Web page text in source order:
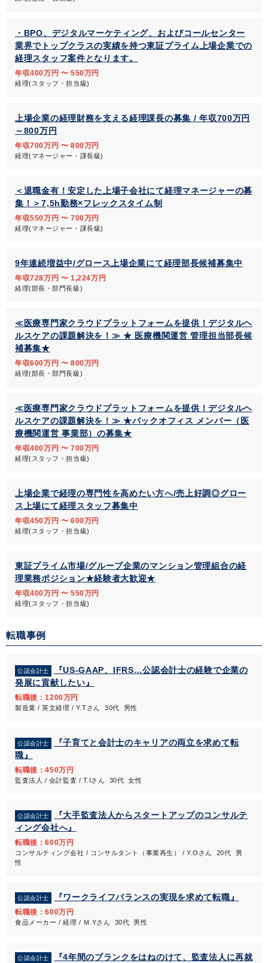
・BPO、デジタルマーケティング、およびコールセンター
業界でトップクラスの実績を持つ東証プライム上場企業での
経理スタッフ案件となります。
年収400万円 〜 550万円
経理(スタッフ・担当級)
上場企業の経理財務を支える経理課長の募集 / 年収700万円
～800万円
年収700万円 〜 800万円
経理(マネージャー・課長級)
＜退職金有！安定した上場子会社にて経理マネージャーの募
集！＞7,5h勤務×フレックスタイム制
年収550万円 〜 700万円
経理(マネージャー・課長級)
9年連続増益中/グロース上場企業にて経理部長候補募集中
年収728万円 〜 1,224万円
経理(部長・部門長級)
≪医療専門家クラウドプラットフォームを提供！デジタルヘ
ルスケアの課題解決を！≫ ★ 医療機関運営 管理担当部長候
補募集★
年収600万円 〜 800万円
経理(部長・部門長級)
≪医療専門家クラウドプラットフォームを提供！デジタルヘ
ルスケアの課題解決を！≫ ★バックオフィス メンバー（医
療機関運営 事業部）の募集★
年収400万円 〜 700万円
経理(スタッフ・担当級)
上場企業で経理の専門性を高めたい方へ/売上好調◎グロー
ス上場にて経理スタッフ募集中
年収450万円 〜 600万円
経理(スタッフ・担当級)
東証プライム市場/グループ企業のマンション管理組合の経
理業務ポジション★経験者大歓迎★
年収400万円 〜 550万円
経理(スタッフ・担当級)
転職事例
公認会計士
『US-GAAP、IFRS…公認会計士の経験で企業の
発展に貢献したい』
転職後：1200万円
製造業 / 英文経理 / Y.Tさん 30代 男性
公認会計士
『子育てと会計士のキャリアの両立を求めて転
職』
転職後：450万円
監査法人 / 会計監査 / T.Iさん 30代 女性
公認会計士
『大手監査法人からスタートアップのコンサルテ
ィング会社へ』
転職後：600万円
コンサルティング会社 / コンサルタント（事業再生） / Y.Oさん 20代 男
性
公認会計士 『ワークライフバランスの実現を求めて転職』
転職後：600万円
食品メーカー / 経理 / Ｍ.Yさん 30代 男性
公認会計士
『4年間のブランクをはねのけて、監査法人に再就